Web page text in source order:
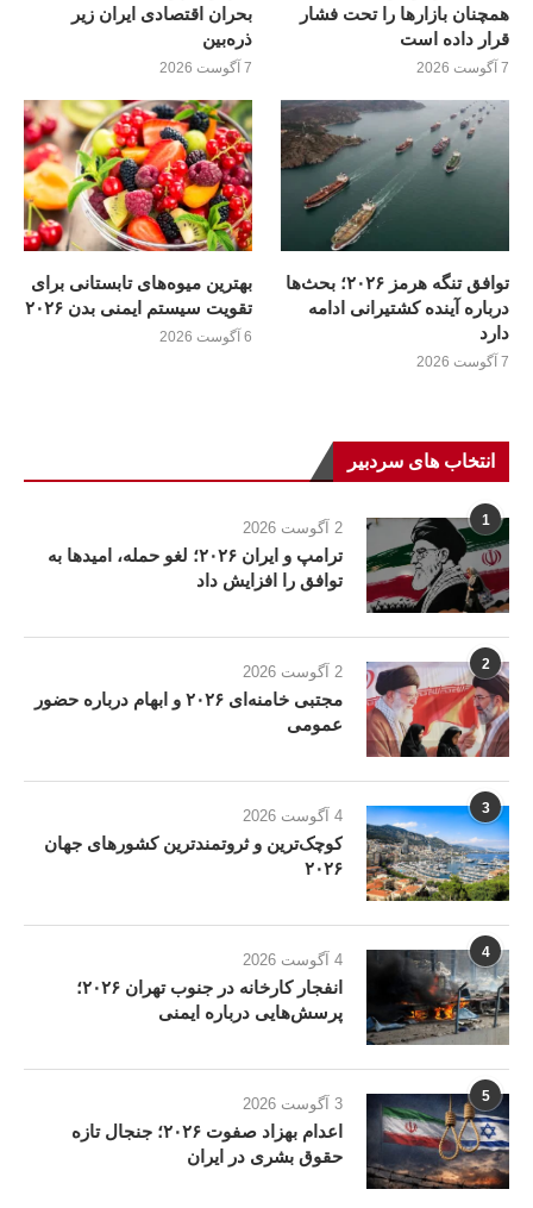
همچنان بازارها را تحت فشار
قرار داده است
7 آگوست 2026
بحران اقتصادی ایران زیر
ذره‌بین
7 آگوست 2026
توافق تنگه هرمز ۲۰۲۶؛ بحث‌ها
درباره آینده کشتیرانی ادامه
دارد
7 آگوست 2026
بهترین میوه‌های تابستانی برای
تقویت سیستم ایمنی بدن ۲۰۲۶
6 آگوست 2026
انتخاب های سردبیر
1 2 آگوست 2026
ترامپ و ایران ۲۰۲۶؛ لغو حمله، امیدها به
توافق را افزایش داد
2 2 آگوست 2026
مجتبی خامنه‌ای ۲۰۲۶ و ابهام درباره حضور
عمومی
3 4 آگوست 2026
کوچک‌ترین و ثروتمندترین کشورهای جهان
۲۰۲۶
4 4 آگوست 2026
انفجار کارخانه در جنوب تهران ۲۰۲۶؛
پرسش‌هایی درباره ایمنی
5 3 آگوست 2026
اعدام بهزاد صفوت ۲۰۲۶؛ جنجال تازه
حقوق بشری در ایران